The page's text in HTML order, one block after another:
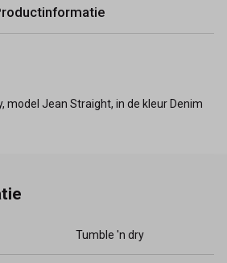
model Jean Straight, in de kleur Denim
Tumble 'n dry